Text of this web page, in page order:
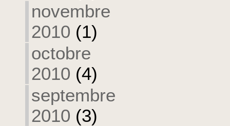
novembre
2010 (1)
octobre
2010 (4)
septembre
2010 (3)